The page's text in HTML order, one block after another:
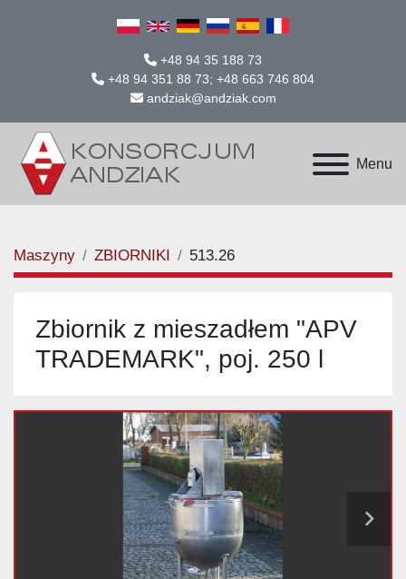
+48 94 35 188 73
+48 94 351 88 73; +48 663 746 804
andziak@andziak.com
Menu
Maszyny ZBIORNIKI 513.26
Zbiornik z mieszadłem "APV
TRADEMARK", poj. 250 l